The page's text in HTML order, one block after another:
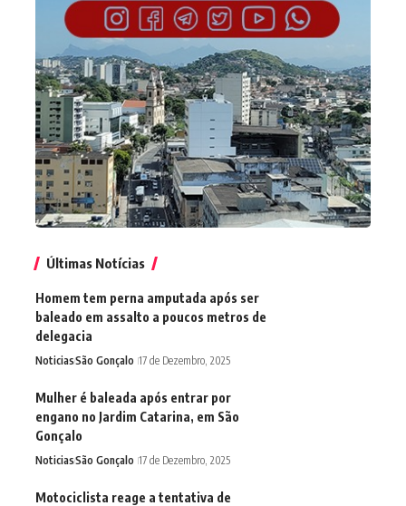
Últimas Notícias
Homem tem perna amputada após ser
baleado em assalto a poucos metros de
delegacia
NoticiasSão Gonçalo 17 de Dezembro, 2025
Mulher é baleada após entrar por
engano no Jardim Catarina, em São
Gonçalo
NoticiasSão Gonçalo 17 de Dezembro, 2025
Motociclista reage a tentativa de